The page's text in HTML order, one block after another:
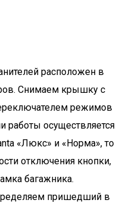
расположен в
Снимаем крышку с
режимов
работы осуществляется
«Люкс» и «Норма», то
отключения кнопки,
багажника.
пришедший в